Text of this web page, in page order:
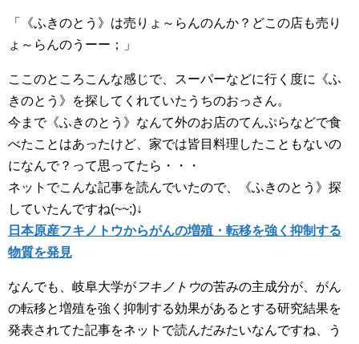
「《ふきのとう》は売りょ～らんのんか？どこの店も売り
ょ～らんのうーー；」
ここのところこんな感じで、スーパーなどに行く度に《ふ
きのとう》を探してくれていたうちのおっさん。
今まで《ふきのとう》なんて外のお店のてんぷらなどで食
べたことはあったけど、家では皆目料理したこともないの
になんで？って思ってたら・・・
ネットでこんな記事を読んでいたので、《ふきのとう》探
していたんですね(~~;)↓
日本原産フキノトウからがんの増殖・転移を強く抑制する
物質を発見
なんでも、岐阜大学が フキノトウの苦みの主成分が、がん
の転移と増殖を強く抑制する効果があるとする研究結果を
発表されてた記事をネットで読んだみたいなんですね、う